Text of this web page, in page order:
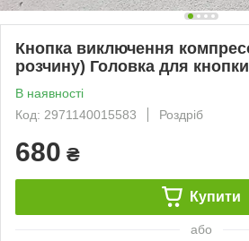
Кнопка виключення
розчину) Головка для
В наявності
Код: 2971140015583
Роздріб
680 ₴
Купити
або